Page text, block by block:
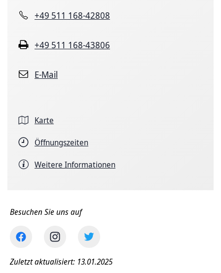
+49 511 168-42808
+49 511 168-43806
E-Mail
Karte
Öffnungszeiten
Weitere Informationen
Besuchen Sie uns auf
Zuletzt aktualisiert: 13.01.2025